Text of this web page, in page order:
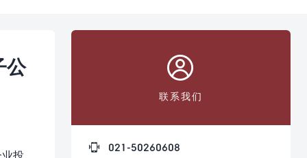
公
投

联系我们

021-50260608